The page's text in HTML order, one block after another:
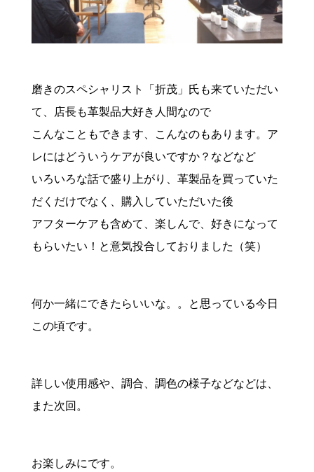
磨きのスペシャリスト「折茂」氏も来ていただい
て、店長も革製品大好き人間なので
こんなこともできます、こんなのもあります。ア
レにはどういうケアが良いですか？などなど
いろいろな話で盛り上がり、革製品を買っていた
だくだけでなく、購入していただいた後
アフターケアも含めて、楽しんで、好きになって
もらいたい！と意気投合しておりました（笑）
何か一緒にできたらいいな。。と思っている今日
この頃です。
詳しい使用感や、調合、調色の様子などなどは、
また次回。
お楽しみにです。